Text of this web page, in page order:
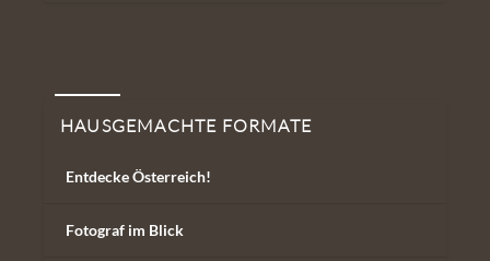
Hausgemachte Formate
HAUSGEMACHTE FORMATE
Entdecke Österreich!
Fotograf im Blick